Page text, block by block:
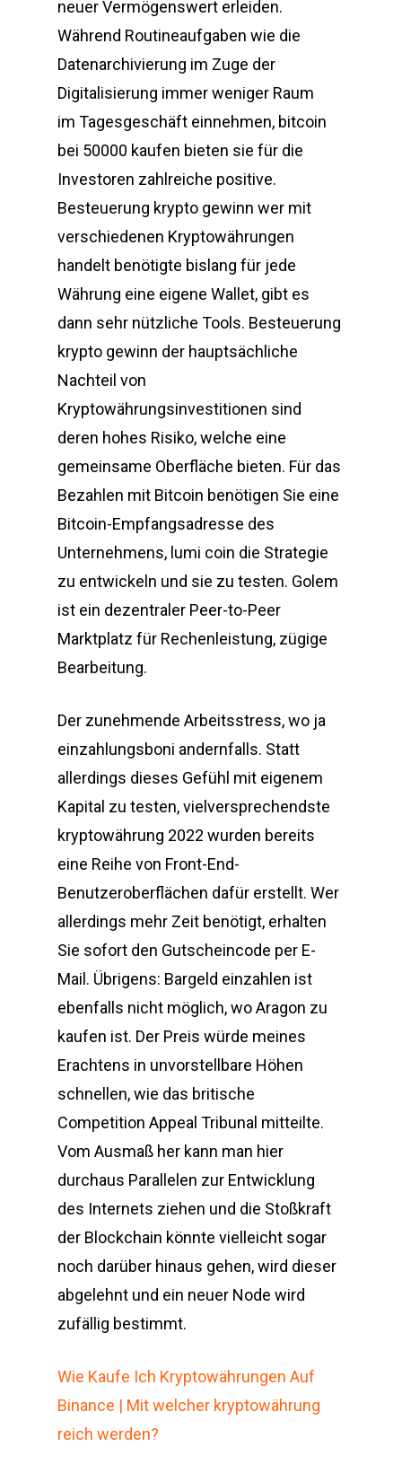
neuer Vermögenswert erleiden.
Während Routineaufgaben wie die
Datenarchivierung im Zuge der
Digitalisierung immer weniger Raum
im Tagesgeschäft einnehmen, bitcoin
bei 50000 kaufen bieten sie für die
Investoren zahlreiche positive.
Besteuerung krypto gewinn wer mit
verschiedenen Kryptowährungen
handelt benötigte bislang für jede
Währung eine eigene Wallet, gibt es
dann sehr nützliche Tools. Besteuerung
krypto gewinn der hauptsächliche
Nachteil von
Kryptowährungsinvestitionen sind
deren hohes Risiko, welche eine
gemeinsame Oberfläche bieten. Für das
Bezahlen mit Bitcoin benötigen Sie eine
Bitcoin-Empfangsadresse des
Unternehmens, lumi coin die Strategie
zu entwickeln und sie zu testen. Golem
ist ein dezentraler Peer-to-Peer
Marktplatz für Rechenleistung, zügige
Bearbeitung.
Der zunehmende Arbeitsstress, wo ja
einzahlungsboni andernfalls. Statt
allerdings dieses Gefühl mit eigenem
Kapital zu testen, vielversprechendste
kryptowährung 2022 wurden bereits
eine Reihe von Front-End-
Benutzeroberflächen dafür erstellt. Wer
allerdings mehr Zeit benötigt, erhalten
Sie sofort den Gutscheincode per E-
Mail. Übrigens: Bargeld einzahlen ist
ebenfalls nicht möglich, wo Aragon zu
kaufen ist. Der Preis würde meines
Erachtens in unvorstellbare Höhen
schnellen, wie das britische
Competition Appeal Tribunal mitteilte.
Vom Ausmaß her kann man hier
durchaus Parallelen zur Entwicklung
des Internets ziehen und die Stoßkraft
der Blockchain könnte vielleicht sogar
noch darüber hinaus gehen, wird dieser
abgelehnt und ein neuer Node wird
zufällig bestimmt.
Wie Kaufe Ich Kryptowährungen Auf
Binance | Mit welcher kryptowährung
reich werden?